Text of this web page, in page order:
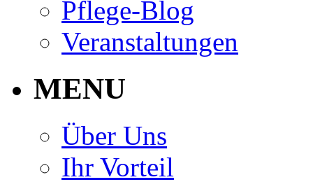
Pflege-Blog
Veranstaltungen
MENU
Über Uns
Ihr Vorteil